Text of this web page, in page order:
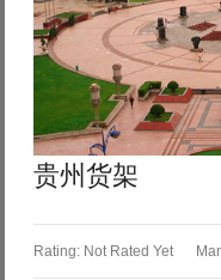
贵州货架
Rating: Not Rated Yet
Log in with
Forgot your password?
Forgot your username?